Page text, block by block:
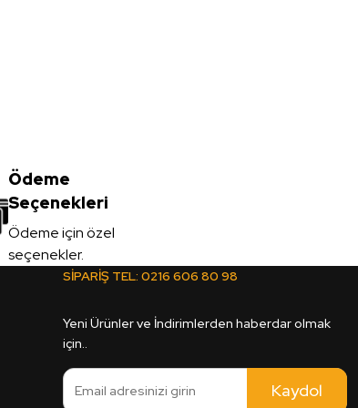
3.450,00
KDV Dahil
Sipariş Ver
MDFLAM
Ödeme
Seçenekleri
Ödeme için özel
seçenekler.
SİPARİŞ TEL: 0216 606 80 98
Yeni Ürünler ve İndirimlerden haberdar olmak
için..
Kaydol